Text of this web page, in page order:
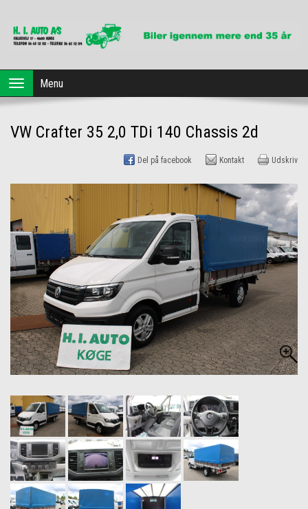
Forside
Dansk Erhvervsleasing
Værksted
Kontakt os
Toggle
navigation
Menu
VW Crafter 35 2,0 TDi 140 Chassis 2d
Del på facebook Kontakt Udskriv